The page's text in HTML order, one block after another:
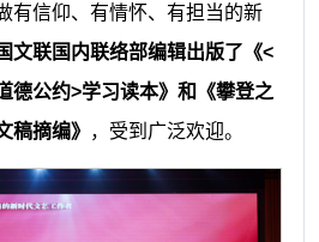
有信仰、有情怀、有担当的新
文联国内联络部编辑出版了《<
德公约>学习读本》和《攀登之
摘编》 ，受到广泛欢迎。